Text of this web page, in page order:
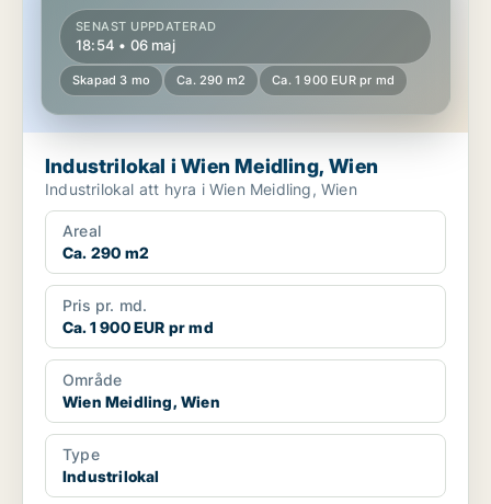
SENAST UPPDATERAD
18:54 • 06 maj
Skapad 3 mo Ca. 290 m2 Ca. 1 900 EUR pr md
Industrilokal i Wien Meidling, Wien
Industrilokal att hyra i Wien Meidling, Wien
Areal
Ca. 290 m2
Pris pr. md.
Ca. 1 900 EUR pr md
Område
Wien Meidling, Wien
Type
Industrilokal